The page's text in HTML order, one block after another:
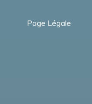
Page Légale